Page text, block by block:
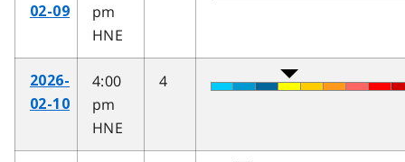
02-09
pm
HNE
2026-
02-10
4:00
pm
HNE
4